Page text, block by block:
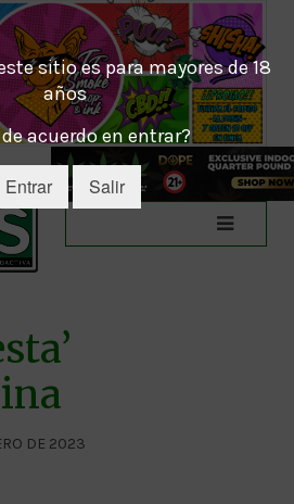
sitio es para mayores de 18
años
acuerdo en entrar?
Entrar Salir
DE 2023